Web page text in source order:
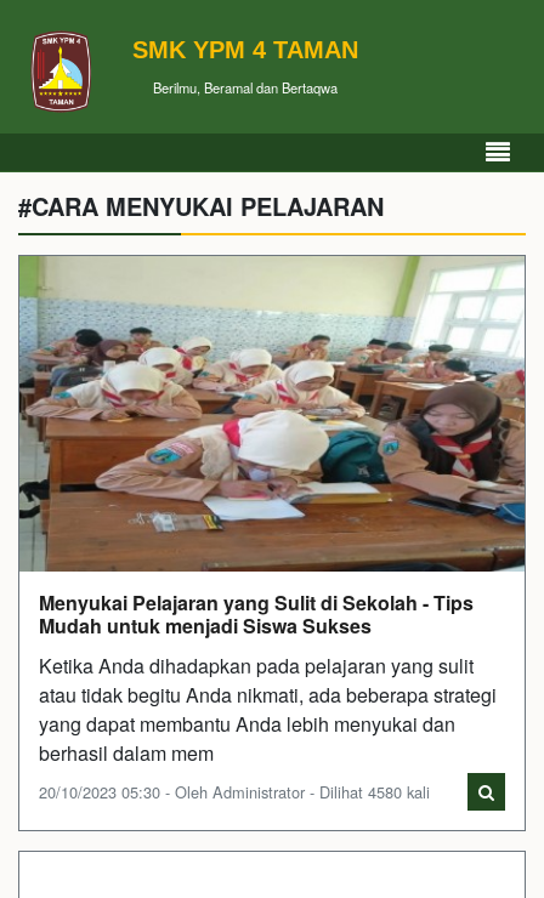
SMK YPM 4 TAMAN
Berilmu, Beramal dan Bertaqwa
#CARA MENYUKAI PELAJARAN
Menyukai Pelajaran yang Sulit di Sekolah - Tips
Mudah untuk menjadi Siswa Sukses
Ketika Anda dihadapkan pada pelajaran yang sulit
atau tidak begitu Anda nikmati, ada beberapa strategi
yang dapat membantu Anda lebih menyukai dan
berhasil dalam mem
20/10/2023 05:30 - Oleh Administrator - Dilihat 4580 kali